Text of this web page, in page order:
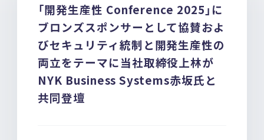
「開発生産性 Conference 2025」に
ブロンズスポンサーとして協賛およ
びセキュリティ統制と開発生産性の
両立をテーマに当社取締役上林が
NYK Business Systems赤坂氏と
共同登壇
a
ce
b
o
o
k
at
e
n
a